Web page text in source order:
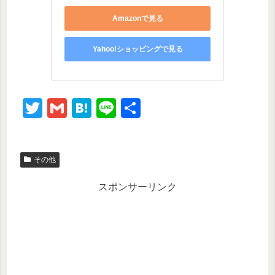
Amazonで見る
Yahoo!ショッピングで見る
T
tt
er
G
H
a
Li
その他
スポンサーリンク